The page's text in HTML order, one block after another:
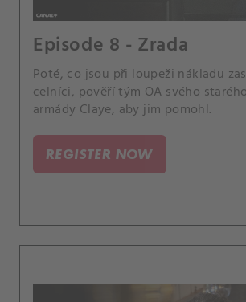
Episode 8 - Zrada
Poté, co jsou při loupeži nákladu
celníci, pověří tým OA svého
armády Claye, aby jim pomohl.
REGISTER NOW